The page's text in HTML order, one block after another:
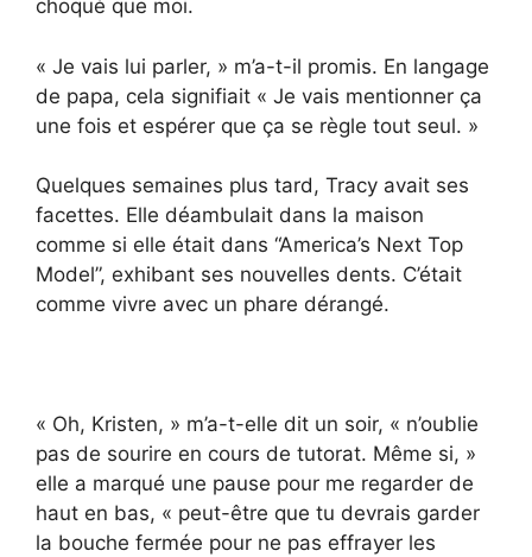
choqué que moi.
« Je vais lui parler, » m’a-t-il promis. En langage
de papa, cela signifiait « Je vais mentionner ça
une fois et espérer que ça se règle tout seul. »
Quelques semaines plus tard, Tracy avait ses
facettes. Elle déambulait dans la maison
comme si elle était dans “America’s Next Top
Model”, exhibant ses nouvelles dents. C’était
comme vivre avec un phare dérangé.
« Oh, Kristen, » m’a-t-elle dit un soir, « n’oublie
pas de sourire en cours de tutorat. Même si, »
elle a marqué une pause pour me regarder de
haut en bas, « peut-être que tu devrais garder
la bouche fermée pour ne pas effrayer les